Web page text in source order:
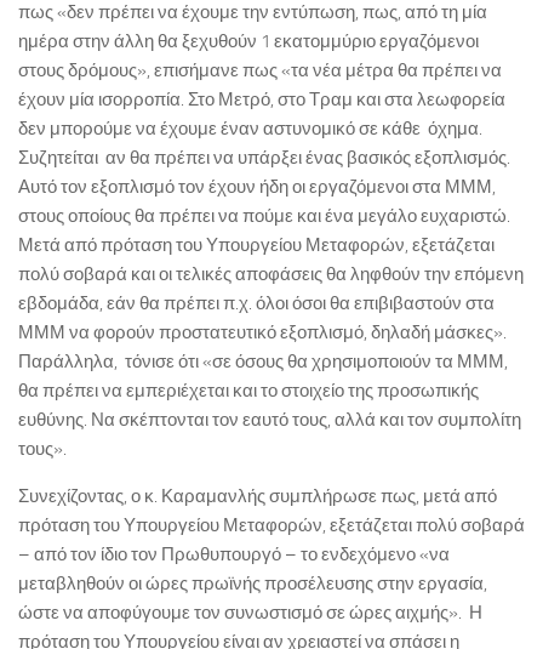
πως «δεν πρέπει να έχουμε την εντύπωση, πως, από τη μία
ημέρα στην άλλη θα ξεχυθούν 1 εκατομμύριο εργαζόμενοι
στους δρόμους», επισήμανε πως «τα νέα μέτρα θα πρέπει να
έχουν μία ισορροπία. Στο Μετρό, στο Τραμ και στα λεωφορεία
δεν μπορούμε να έχουμε έναν αστυνομικό σε κάθε όχημα.
Συζητείται αν θα πρέπει να υπάρξει ένας βασικός εξοπλισμός.
Αυτό τον εξοπλισμό τον έχουν ήδη οι εργαζόμενοι στα ΜΜΜ,
στους οποίους θα πρέπει να πούμε και ένα μεγάλο ευχαριστώ.
Μετά από πρόταση του Υπουργείου Μεταφορών, εξετάζεται
πολύ σοβαρά και οι τελικές αποφάσεις θα ληφθούν την επόμενη
εβδομάδα, εάν θα πρέπει π.χ. όλοι όσοι θα επιβιβαστούν στα
ΜΜΜ να φορούν προστατευτικό εξοπλισμό, δηλαδή μάσκες».
Παράλληλα, τόνισε ότι «σε όσους θα χρησιμοποιούν τα ΜΜΜ,
θα πρέπει να εμπεριέχεται και το στοιχείο της προσωπικής
ευθύνης. Να σκέπτονται τον εαυτό τους, αλλά και τον συμπολίτη
τους».
Συνεχίζοντας, ο κ. Καραμανλής συμπλήρωσε πως, μετά από
πρόταση του Υπουργείου Μεταφορών, εξετάζεται πολύ σοβαρά
– από τον ίδιο τον Πρωθυπουργό – το ενδεχόμενο «να
μεταβληθούν οι ώρες πρωϊνής προσέλευσης στην εργασία,
ώστε να αποφύγουμε τον συνωστισμό σε ώρες αιχμής». Η
πρόταση του Υπουργείου είναι αν χρειαστεί να σπάσει η